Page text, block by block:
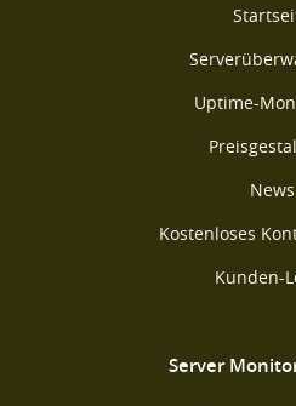
Uptime-
News
Kostenloses
Kunden-
Server